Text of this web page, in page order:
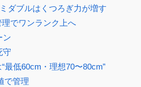
ダブルはくつろぎ力が増す
でワンランク上へ
ン
守
低60cm・理想70〜80cm”
で管理